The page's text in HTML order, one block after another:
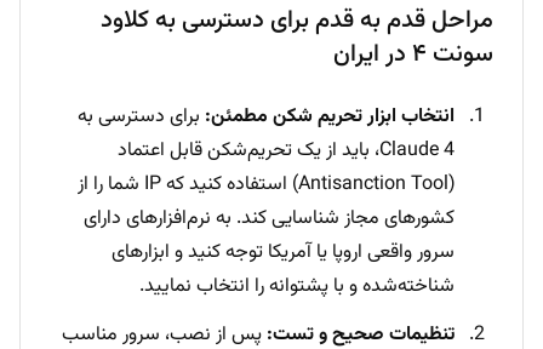
مراحل قدم به قدم برای دسترسی به کلاود
سونت ۴ در ایران
انتخاب ابزار تحریم شکن مطمئن: برای دسترسی به
Claude 4، باید از یک تحریم‌شکن قابل اعتماد
(Antisanction Tool) استفاده کنید که IP شما را از
کشورهای مجاز شناسایی کند. به نرم‌افزارهای دارای
سرور واقعی اروپا یا آمریکا توجه کنید و ابزارهای
شناخته‌شده و با پشتوانه را انتخاب نمایید.
تنظیمات صحیح و تست: پس از نصب، سرور مناسب